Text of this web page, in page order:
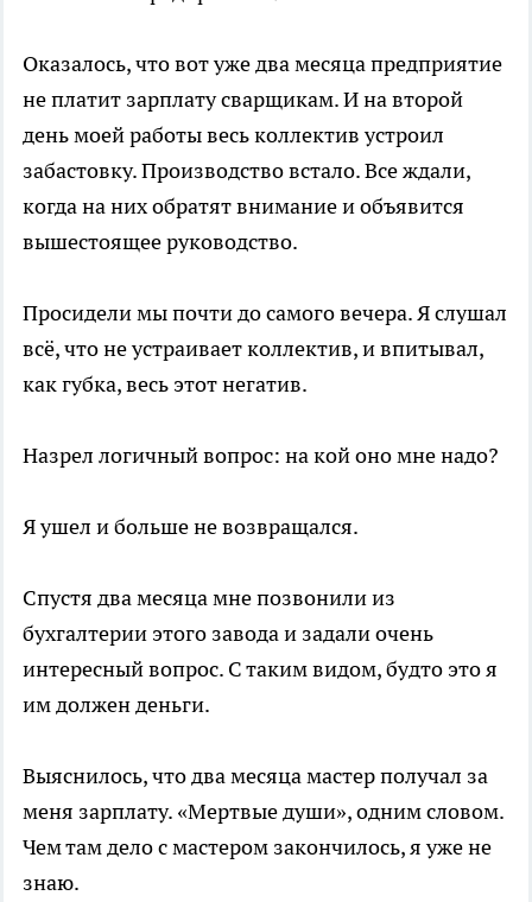
Оказалось, что вот уже два месяца предприятие
не платит зарплату сварщикам. И на второй
день моей работы весь коллектив устроил
забастовку. Производство встало. Все ждали,
когда на них обратят внимание и объявится
вышестоящее руководство.
Просидели мы почти до самого вечера. Я слушал
всё, что не устраивает коллектив, и впитывал,
как губка, весь этот негатив.
Назрел логичный вопрос: на кой оно мне надо?
Я ушел и больше не возвращался.
Спустя два месяца мне позвонили из
бухгалтерии этого завода и задали очень
интересный вопрос. С таким видом, будто это я
им должен деньги.
Выяснилось, что два месяца мастер получал за
меня зарплату. «Мертвые души», одним словом.
Чем там дело с мастером закончилось, я уже не
знаю.